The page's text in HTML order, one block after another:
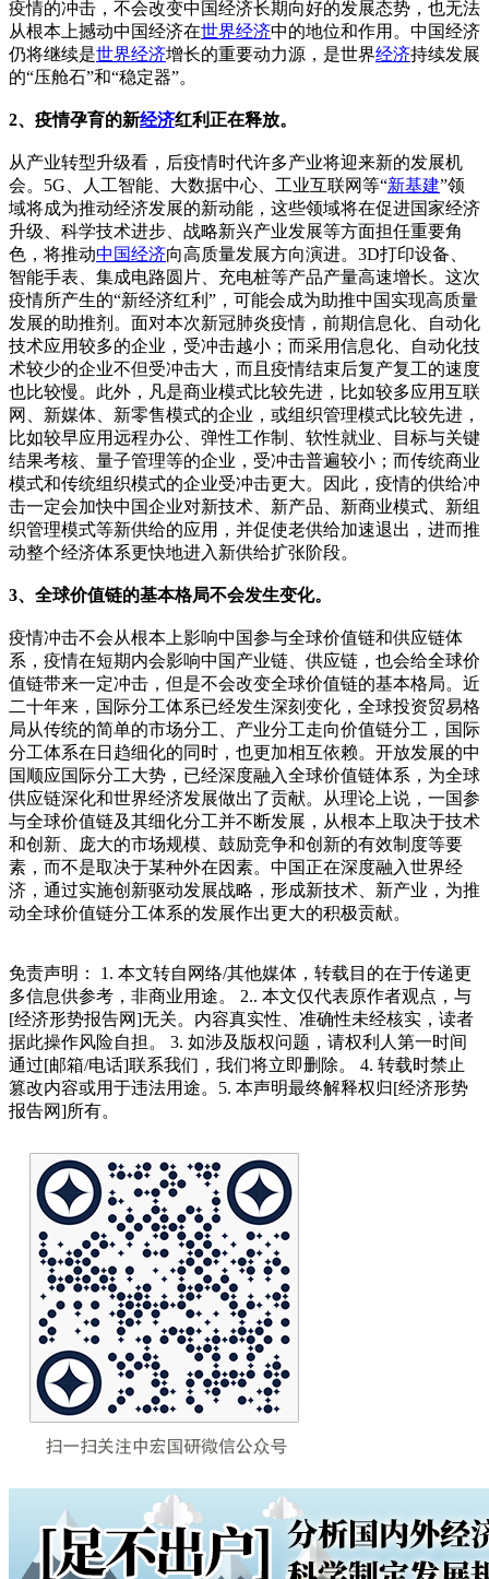
疫情的冲击，不会改变中国经济长期向好的发展态势，也无法
从根本上撼动中国经济在世界经济中的地位和作用。中国经济
仍将继续是世界经济增长的重要动力源，是世界经济持续发展
的“压舱石”和“稳定器”。
2、疫情孕育的新经济红利正在释放。
从产业转型升级看，后疫情时代许多产业将迎来新的发展机
会。5G、人工智能、大数据中心、工业互联网等“新基建”领
域将成为推动经济发展的新动能，这些领域将在促进国家经济
升级、科学技术进步、战略新兴产业发展等方面担任重要角
色，将推动中国经济向高质量发展方向演进。3D打印设备、
智能手表、集成电路圆片、充电桩等产品产量高速增长。这次
疫情所产生的“新经济红利”，可能会成为助推中国实现高质量
发展的助推剂。面对本次新冠肺炎疫情，前期信息化、自动化
技术应用较多的企业，受冲击越小；而采用信息化、自动化技
术较少的企业不但受冲击大，而且疫情结束后复产复工的速度
也比较慢。此外，凡是商业模式比较先进，比如较多应用互联
网、新媒体、新零售模式的企业，或组织管理模式比较先进，
比如较早应用远程办公、弹性工作制、软性就业、目标与关键
结果考核、量子管理等的企业，受冲击普遍较小；而传统商业
模式和传统组织模式的企业受冲击更大。因此，疫情的供给冲
击一定会加快中国企业对新技术、新产品、新商业模式、新组
织管理模式等新供给的应用，并促使老供给加速退出，进而推
动整个经济体系更快地进入新供给扩张阶段。
3、全球价值链的基本格局不会发生变化。
疫情冲击不会从根本上影响中国参与全球价值链和供应链体
系，疫情在短期内会影响中国产业链、供应链，也会给全球价
值链带来一定冲击，但是不会改变全球价值链的基本格局。近
二十年来，国际分工体系已经发生深刻变化，全球投资贸易格
局从传统的简单的市场分工、产业分工走向价值链分工，国际
分工体系在日趋细化的同时，也更加相互依赖。开放发展的中
国顺应国际分工大势，已经深度融入全球价值链体系，为全球
供应链深化和世界经济发展做出了贡献。从理论上说，一国参
与全球价值链及其细化分工并不断发展，从根本上取决于技术
和创新、庞大的市场规模、鼓励竞争和创新的有效制度等要
素，而不是取决于某种外在因素。中国正在深度融入世界经
济，通过实施创新驱动发展战略，形成新技术、新产业，为推
动全球价值链分工体系的发展作出更大的积极贡献。
免责声明： 1. 本文转自网络/其他媒体，转载目的在于传递更
多信息供参考，非商业用途。 2.. 本文仅代表原作者观点，与
[经济形势报告网]无关。内容真实性、准确性未经核实，读者
据此操作风险自担。 3. 如涉及版权问题，请权利人第一时间
通过[邮箱/电话]联系我们，我们将立即删除。 4. 转载时禁止
篡改内容或用于违法用途。5. 本声明最终解释权归[经济形势
报告网]所有。